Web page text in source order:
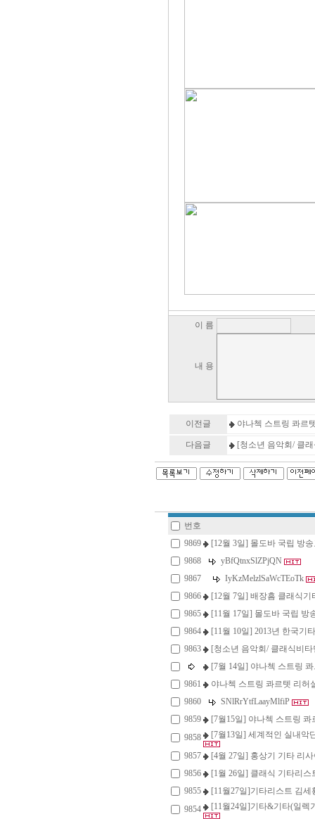
이 름
내 용
이전글 야나첵 스트링 콰르
다음글 [청소년 음악회/ 클
번호
9869
[12월 3일] 몰도바 국립 방
9868
yBfQtnxSlZPjQN
9867
IyKzMelzlSaWcTEoTk
9866
[12월 7일] 배장흠 클래식기
9865
[11월 17일] 몰도바 국립 방
9864
[11월 10일] 2013년 한국기
9863
[청소년 음악회/ 클래식비
[7월 14일] 야나첵 스트링
9861
야나첵 스트링 콰르텟 리허
9860
SNlRrYtfLaayMlfiP
9859
[7월15일] 야나첵 스트링
9858
[7월13일] 세계적인 실내악
9857
[4월 27일] 홍상기 기타 리사
9856
[1월 26일] 클래식 기타리
9855
[11월27일]기타리스트 김
9854
[11월24일]기타&기타(일렉